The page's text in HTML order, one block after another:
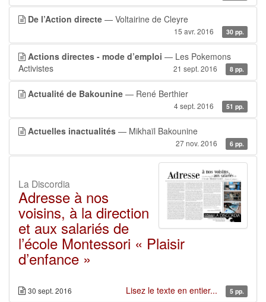
De l’Action directe — Voltairine de Cleyre
15 avr. 2016 30 pp.
Actions directes - mode d’emploi — Les Pokemons
Activistes
21 sept. 2016 8 pp.
Actualité de Bakounine — René Berthier
4 sept. 2016 51 pp.
Actuelles inactualités — Mikhaïl Bakounine
27 nov. 2016 6 pp.
La Discordia
Adresse à nos
voisins, à la direction
et aux salariés de
l’école Montessori « Plaisir
d’enfance »
30 sept. 2016 Lisez le texte en entier... 5 pp.